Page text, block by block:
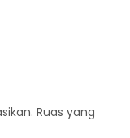
Ruas yang